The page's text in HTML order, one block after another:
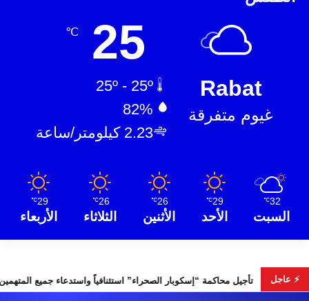
Rabat
غيوم متفرقة
25
℃
82%
2.23 كيلومتر/ساعة
32
℃
السبت
29
℃
الأحد
26
℃
الأثنين
26
℃
الثلاثاء
29
℃
الأربعاء
⚡ عاجلالتشريعية تأجيل محاكمة “إسكوبار الصحراء” استئنافياً